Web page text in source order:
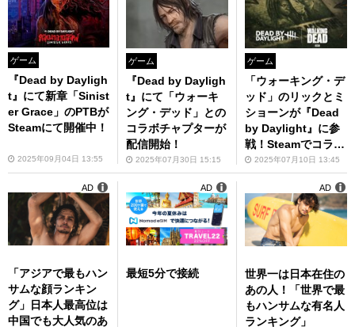
ゲーム
『Dead by Dayligh
t』にて新章「Sinist
er Grace」のPTBが
Steamにて開催中！
2025年09月04日 13:55
ゲーム
『Dead by Dayligh
t』にて「ウォーキ
ング・デッド」との
コラボチャプターが
配信開始！
2025年07月30日 15:15
ゲーム
「ウォーキング・デ
ッド」のリックとミ
ショーンが『Dead
by Daylight』に参
戦！Steamでコラボ
チャプターのPTBを
実施中
2025年07月10日 13:45
「アジアで最もハン
サムな顔ランキン
グ」日本人最高位は
中国でも大人気のあ
AD
最短5分で接続
AD
世界一は日本在住の
あの人！「世界で最
もハンサムな有名人
ランキング」
AD